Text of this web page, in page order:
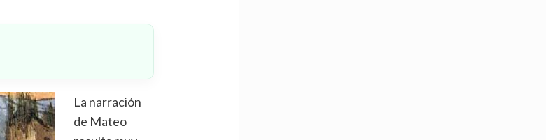
La narración
de Mateo